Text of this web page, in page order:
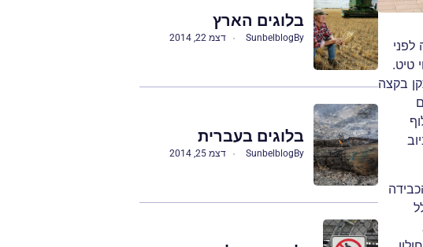
לפני
טיט.
בקצה
בלוגים הארץ
By
Sunbelblog דצמ 22, 2014
בלוגים בעברית
By
Sunbelblog דצמ 25, 2014